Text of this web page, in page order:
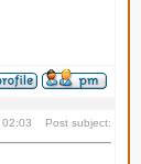
02:03 Post subject: